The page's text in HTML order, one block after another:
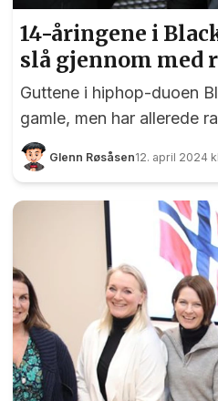
14-åringene i
slå gjennom med
Guttene i hiphop-duoen
gamle, men har allerede
Til sammen har de gitt ut
gjort en god del
2024 kan du se dem
arrangementet ved
de to tøffingene på
har akkurat ringt ut,
en lett bris fra vest. I
ungdom som endelig er...
Glenn Røsåsen12. april 2024